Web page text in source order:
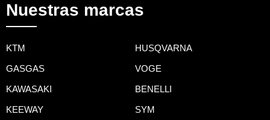
Nuestras marcas
KTM HUSQVARNA
GASGAS VOGE
KAWASAKI BENELLI
KEEWAY SYM